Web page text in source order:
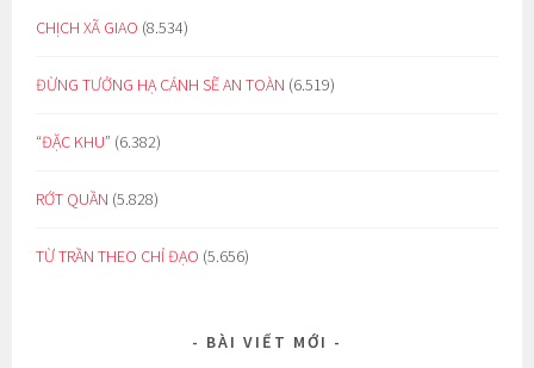
CHỊCH XÃ GIAO (8.534)
ĐỪNG TƯỞNG HẠ CÁNH SẼ AN TOÀN (6.519)
“ĐẶC KHU” (6.382)
RỚT QUẦN (5.828)
TỪ TRẦN THEO CHỈ ĐẠO (5.656)
BÀI VIẾT MỚI